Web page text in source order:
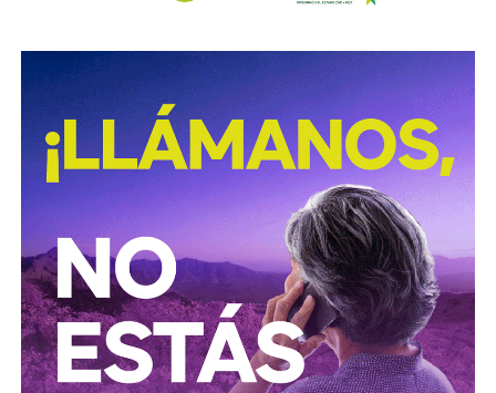
meses a tres años de prisión, además de una sanción
Medida y Actualización (UMA).
La iniciativa fue turnada a la Comisión Primera de Justicia
para su análisis y dictamen correspondiente.
También lee:
Cuauhtli Badillo pide a alcaldes denunciar
movimientos ligados al huachicol